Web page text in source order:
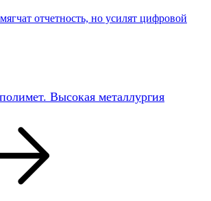
отчетность, но усилят цифровой
Высокая металлургия